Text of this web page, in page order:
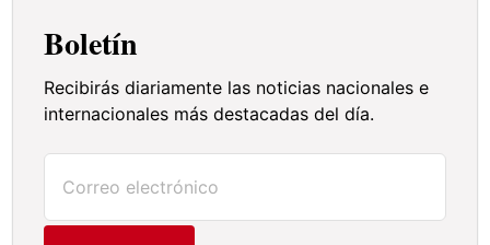
Boletín
Recibirás diariamente las noticias nacionales e
internacionales más destacadas del día.